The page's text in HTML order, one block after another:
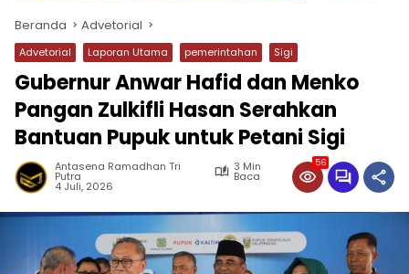
Beranda Advetorial
Advetorial Laporan Utama pemerintahan Sigi
Gubernur Anwar Hafid dan Menko
Pangan Zulkifli Hasan Serahkan
Bantuan Pupuk untuk Petani Sigi
Antasena Ramadhan Tri
Putra
3 Min
Baca
4 Juli, 2026
56